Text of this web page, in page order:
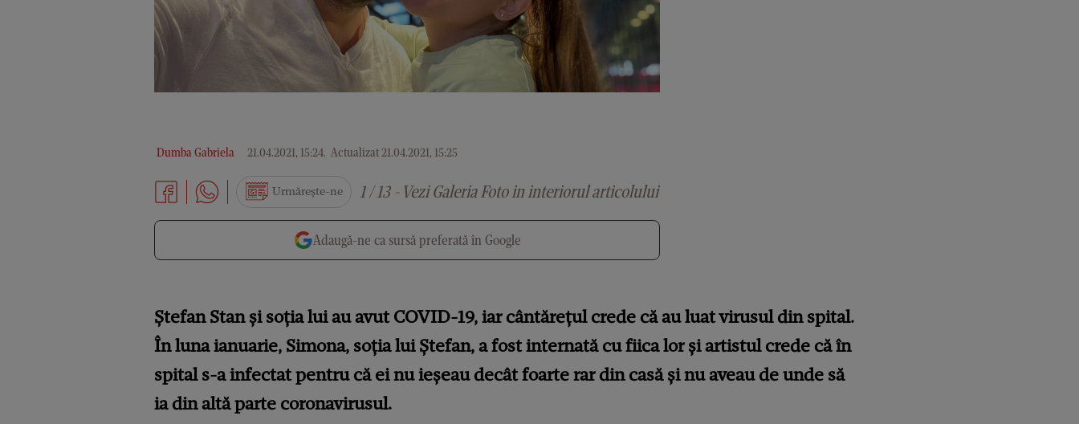
Dumba Gabriela 21.04.2021, 15:24. Actualizat 21.04.2021, 15:25
Urmărește-ne 1 / 13 - Vezi Galeria Foto in interiorul articolului
Adaugă-ne ca sursă preferată în Google
Ștefan Stan și soția lui au avut COVID-19, iar cântărețul crede că au luat virusul din spital.
În luna ianuarie, Simona, soția lui Ștefan, a fost internată cu fiica lor și artistul crede că în
spital s-a infectat pentru că ei nu ieșeau decât foarte rar din casă și nu aveau de unde să
ia din altă parte coronavirusul.